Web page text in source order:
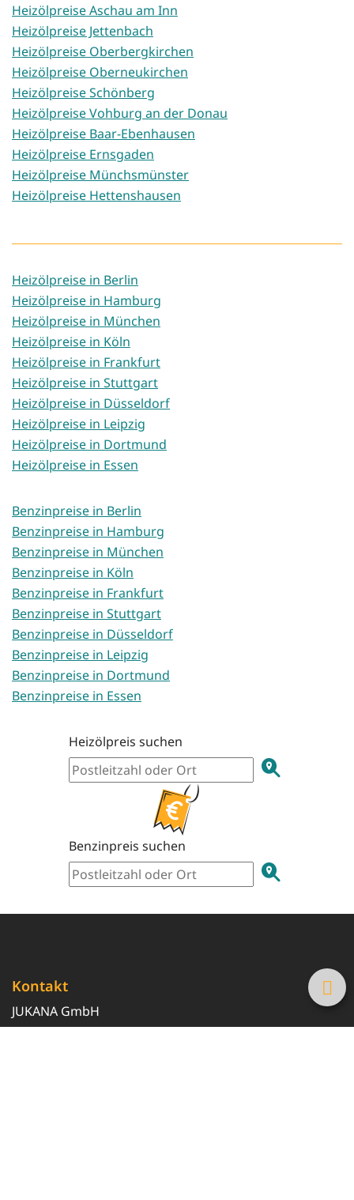
Heizölpreise Aschau am Inn
Heizölpreise Jettenbach
Heizölpreise Oberbergkirchen
Heizölpreise Oberneukirchen
Heizölpreise Schönberg
Heizölpreise Vohburg an der Donau
Heizölpreise Baar-Ebenhausen
Heizölpreise Ernsgaden
Heizölpreise Münchsmünster
Heizölpreise Hettenshausen
Heizölpreise in Berlin
Heizölpreise in Hamburg
Heizölpreise in München
Heizölpreise in Köln
Heizölpreise in Frankfurt
Heizölpreise in Stuttgart
Heizölpreise in Düsseldorf
Heizölpreise in Leipzig
Heizölpreise in Dortmund
Heizölpreise in Essen
Benzinpreise in Berlin
Benzinpreise in Hamburg
Benzinpreise in München
Benzinpreise in Köln
Benzinpreise in Frankfurt
Benzinpreise in Stuttgart
Benzinpreise in Düsseldorf
Benzinpreise in Leipzig
Benzinpreise in Dortmund
Benzinpreise in Essen
Heizölpreis suchen
Benzinpreis suchen
Kontakt
JUKANA GmbH